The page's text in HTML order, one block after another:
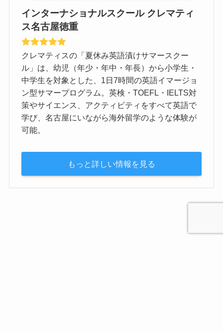
インターナショナルスクール クレマティ
ス名古屋徳重
クレマティスの「夏休み英語漬けサマースクー
ル」は、幼児（年少・年中・年長）から小学生・
中学生を対象とした、1日7時間の英語イマージョ
ン型サマープログラム。英検・TOEFL・IELTS対
策やサイエンス、アクティビティをすべて英語で
学び、名古屋にいながら海外留学のような体験が
可能。
もっと詳しい情報を見る